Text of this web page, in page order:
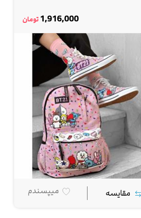
1,916,000 تومان
مقایسه میپسندم